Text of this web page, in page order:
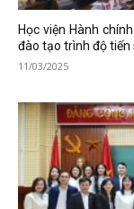
Học viện Hành
đào tạo trình độ tiến
11/03/2025